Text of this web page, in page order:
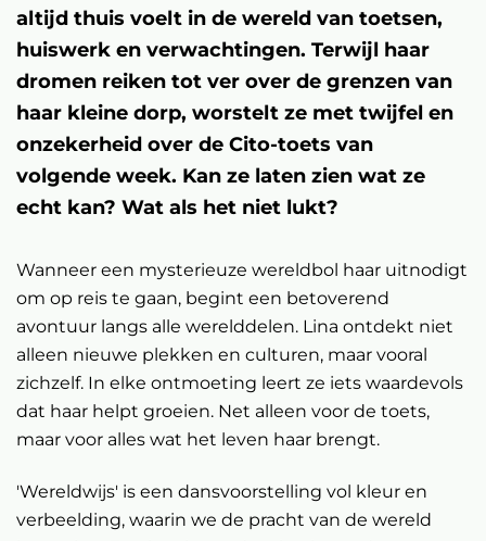
altijd thuis voelt in de wereld van toetsen,
huiswerk en verwachtingen. Terwijl haar
dromen reiken tot ver over de grenzen van
haar kleine dorp, worstelt ze met twijfel en
onzekerheid over de Cito-toets van
volgende week. Kan ze laten zien wat ze
echt kan? Wat als het niet lukt?
Wanneer een mysterieuze wereldbol haar uitnodigt
om op reis te gaan, begint een betoverend
avontuur langs alle werelddelen. Lina ontdekt niet
alleen nieuwe plekken en culturen, maar vooral
zichzelf. In elke ontmoeting leert ze iets waardevols
dat haar helpt groeien. Net alleen voor de toets,
maar voor alles wat het leven haar brengt.
'Wereldwijs' is een dansvoorstelling vol kleur en
verbeelding, waarin we de pracht van de wereld